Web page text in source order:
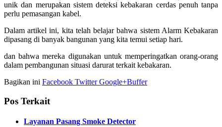
unik dan merupakan sistem deteksi kebakaran cerdas penuh tanpa
perlu pemasangan kabel.
Dalam artikel ini, kita telah belajar bahwa sistem Alarm Kebakaran
dipasang di banyak bangunan yang kita temui setiap hari.
dan bahwa mereka digunakan untuk memperingatkan orang-orang
dalam pembangunan situasi darurat terkait kebakaran.
Bagikan ini Facebook TwitterGoogle+Buffer
Pos Terkait
Layanan Pasang Smoke Detector